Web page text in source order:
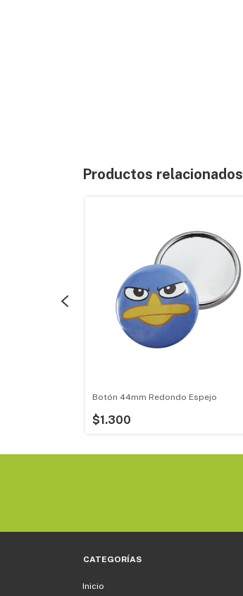
Productos relacionados
Botón 44mm Redondo Espejo
$1.300
CATEGORÍAS
Inicio